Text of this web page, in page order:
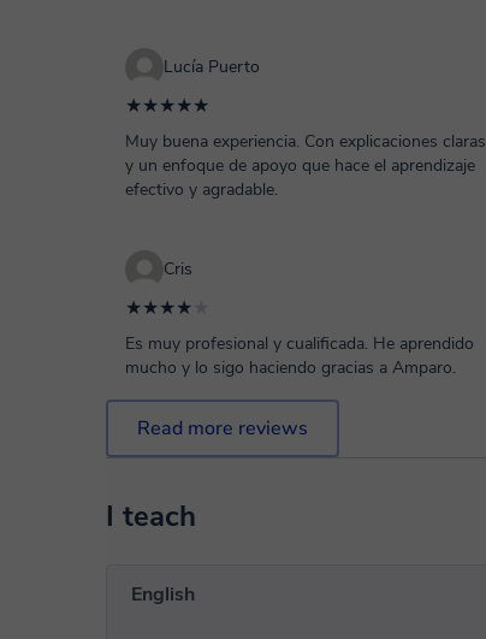
Lucía Puerto
★★★★★
Muy buena experiencia. Con explicaciones claras
y un enfoque de apoyo que hace el aprendizaje
efectivo y agradable.
Cris
★★★★
Es muy profesional y cualificada. He aprendido
mucho y lo sigo haciendo gracias a Amparo.
Read more reviews
I teach
English